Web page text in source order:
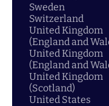
Sweden
Switzerland
United Kingdom
(England and
United Kingdom
(England and
United Kingdom
(Scotland)
United States